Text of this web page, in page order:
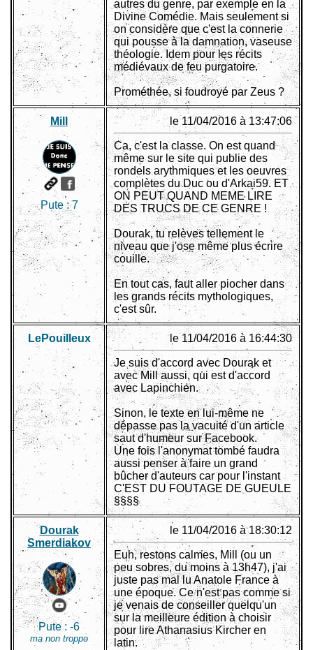
autres du genre, par exemple en la
Divine Comédie. Mais seulement si
on considère que c'est la connerie
qui pousse à la damnation, vaseuse
théologie. Idem pour les récits
médiévaux de feu purgatoire.
Prométhée, si foudroyé par Zeus ?
Mill
Pute :7
le 11/04/2016 à 13:47:06
Ca, c'est la classe. On est quand
même sur le site qui publie des
rondels arythmiques et les oeuvres
complètes du Duc ou d'Arkai59. ET
ON PEUT QUAND MEME LIRE
DES TRUCS DE CE GENRE !
Dourak, tu relèves tellement le
niveau que j'ose même plus écrire
couille.
En tout cas, faut aller piocher dans
les grands récits mythologiques,
c'est sûr.
LePouiIleux le 11/04/2016 à 16:44:30
Je suis d'accord avec Dourak et
avec Mill aussi, qui est d'accord
avec Lapinchien.
Sinon, le texte en lui-même ne
dépasse pas la vacuité d'un article
saut d'humeur sur Facebook.
Une fois l'anonymat tombé faudra
aussi penser à faire un grand
bûcher d'auteurs car pour l'instant
C'EST DU FOUTAGE DE GUEULE
§§§§
Dourak
Smerdiakov
Pute : -6
ma non troppo
le 11/04/2016 à 18:30:12
Euh, restons calmes, Mill (ou un
peu sobres, du moins à 13h47), j'ai
juste pas mal lu Anatole France à
une époque. Ce n'est pas comme si
je venais de conseiller quelqu'un
sur la meilleure édition à choisir
pour lire Athanasius Kircher en
latin.